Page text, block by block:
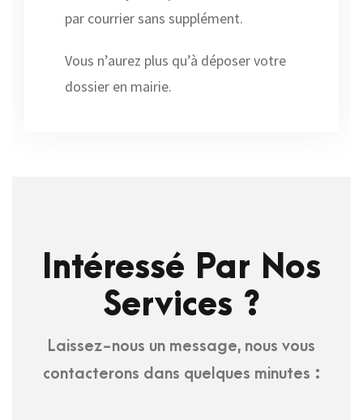
par courrier sans supplément.
Vous n’aurez plus qu’à déposer votre
dossier en mairie.
Intéressé Par Nos
Services ?
Laissez-nous un message, nous vous
contacterons dans quelques minutes :